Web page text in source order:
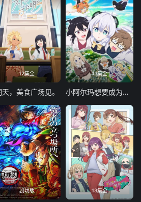
12集全
天，美食广场见。
11集全
小阿尔玛想要成为家人
剧场版 13集全